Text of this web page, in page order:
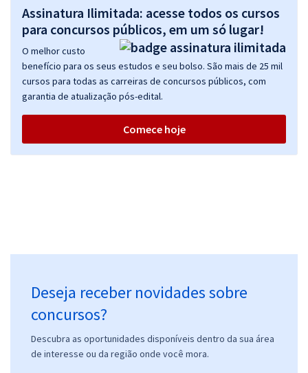
Assinatura Ilimitada: acesse todos os cursos
para concursos públicos, em um só lugar!
O melhor custo
benefício para os seus estudos e seu bolso. São mais de 25 mil
cursos para todas as carreiras de concursos públicos, com
garantia de atualização pós-edital.
Comece hoje
Deseja receber novidades sobre
concursos?
Descubra as oportunidades disponíveis dentro da sua área
de interesse ou da região onde você mora.